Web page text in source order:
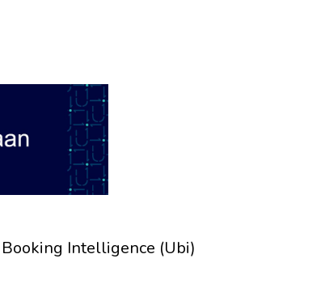
Intelligence (Ubi)